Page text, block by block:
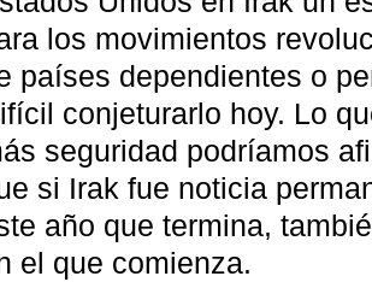
los movimientos
países dependientes o
conjeturarlo hoy. Lo
seguridad podríamos
si Irak fue noticia
año que termina,
el que comienza.